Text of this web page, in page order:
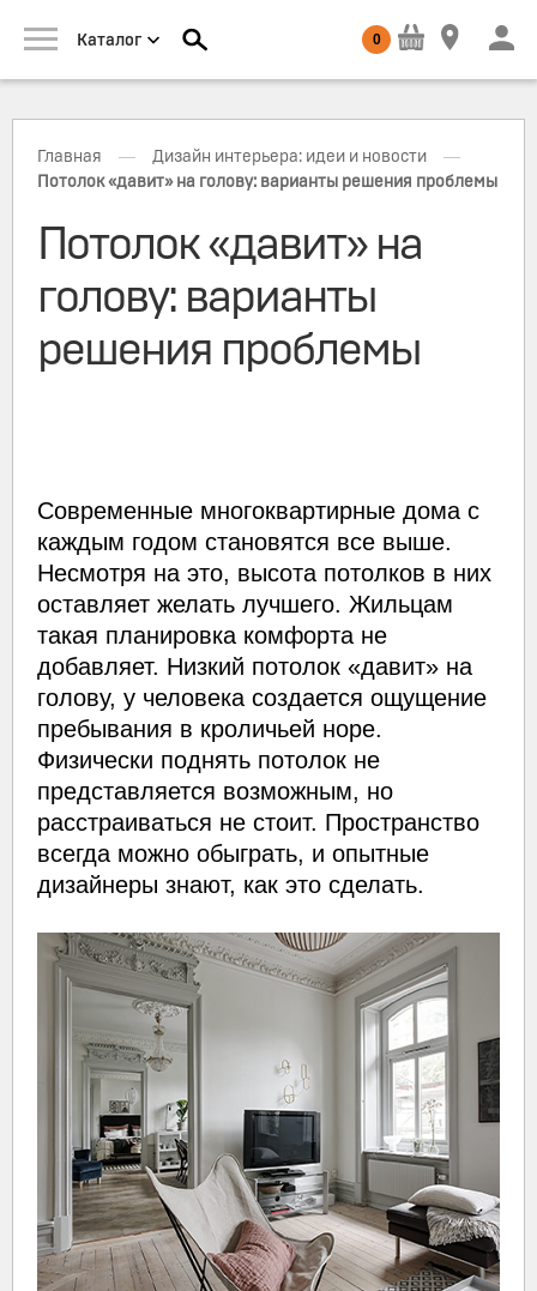
Каталог 0
Главная — Дизайн интерьера: идеи и новости —
Потолок «давит» на голову: варианты решения проблемы
Потолок «давит» на
голову: варианты
решения проблемы
Современные многоквартирные дома с
каждым годом становятся все выше.
Несмотря на это, высота потолков в них
оставляет желать лучшего. Жильцам
такая планировка комфорта не
добавляет. Низкий потолок «давит» на
голову, у человека создается ощущение
пребывания в кроличьей норе.
Физически поднять потолок не
представляется возможным, но
расстраиваться не стоит. Пространство
всегда можно обыграть, и опытные
дизайнеры знают, как это сделать.